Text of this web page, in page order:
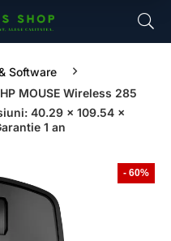
Software
HP MOUSE Wireless 285
40.29 x 109.54 x
1 an
- 60%